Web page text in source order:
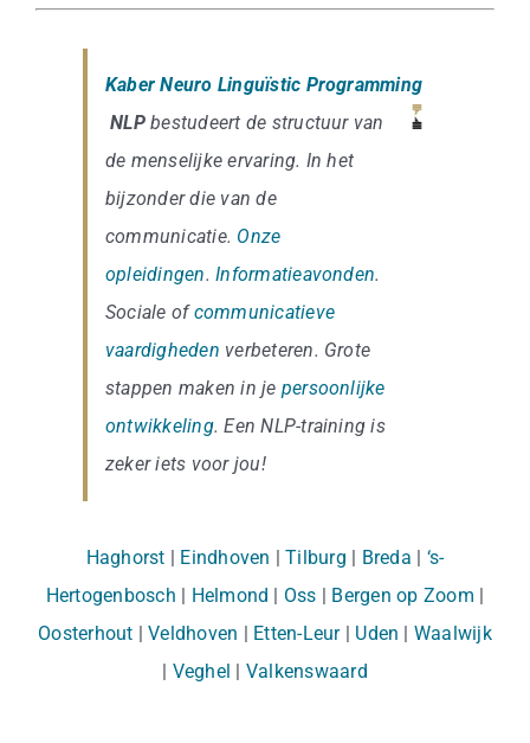
Kaber Neuro Linguïstic Programming
NLPbestudeert de structuur van
de menselijke ervaring. In het
bijzonder die van de
communicatie. Onze
opleidingen.Informatieavonden.
Sociale ofcommunicatieve
vaardigheden verbeteren. Grote
stappen maken in je persoonlijke
ontwikkeling. Een NLP-training is
zeker iets voor jou!
Haghorst | Eindhoven |Tilburg | Breda | ‘s-
Hertogenbosch | Helmond | Oss | Bergen op Zoom |
Oosterhout |Veldhoven | Etten-Leur| Uden | Waalwijk
| Veghel | Valkenswaard